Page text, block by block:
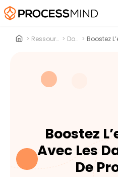
> Ressources > Docs >
Boostez
Avec Les
De